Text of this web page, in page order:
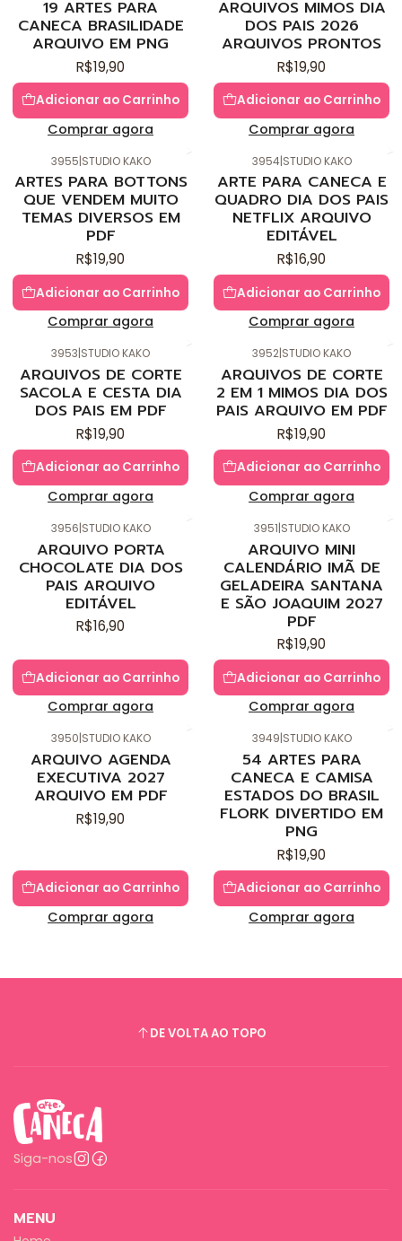
19 ARTES PARA
CANECA BRASILIDADE
ARQUIVO EM PNG
R$19,90
Adicionar ao Carrinho
Comprar agora
ARQUIVOS MIMOS DIA
DOS PAIS 2026
ARQUIVOS PRONTOS
R$19,90
Adicionar ao Carrinho
Comprar agora
3955|STUDIO KAKO
ARTES PARA BOTTONS
QUE VENDEM MUITO
TEMAS DIVERSOS EM
PDF
R$19,90
Adicionar ao Carrinho
Comprar agora
3954|STUDIO KAKO
ARTE PARA CANECA E
QUADRO DIA DOS PAIS
NETFLIX ARQUIVO
EDITÁVEL
R$16,90
Adicionar ao Carrinho
Comprar agora
3953|STUDIO KAKO
ARQUIVOS DE CORTE
SACOLA E CESTA DIA
DOS PAIS EM PDF
R$19,90
Adicionar ao Carrinho
Comprar agora
3952|STUDIO KAKO
ARQUIVOS DE CORTE
2 EM 1 MIMOS DIA DOS
PAIS ARQUIVO EM PDF
R$19,90
Adicionar ao Carrinho
Comprar agora
3956|STUDIO KAKO
ARQUIVO PORTA
CHOCOLATE DIA DOS
PAIS ARQUIVO
EDITÁVEL
R$16,90
Adicionar ao Carrinho
Comprar agora
3951|STUDIO KAKO
ARQUIVO MINI
CALENDÁRIO IMÃ DE
GELADEIRA SANTANA
E SÃO JOAQUIM 2027
PDF
R$19,90
Adicionar ao Carrinho
Comprar agora
3950|STUDIO KAKO
ARQUIVO AGENDA
EXECUTIVA 2027
ARQUIVO EM PDF
R$19,90
Adicionar ao Carrinho
Comprar agora
3949|STUDIO KAKO
54 ARTES PARA
CANECA E CAMISA
ESTADOS DO BRASIL
FLORK DIVERTIDO EM
PNG
R$19,90
Adicionar ao Carrinho
Comprar agora
DE VOLTA AO TOPO
Siga-nos
MENU